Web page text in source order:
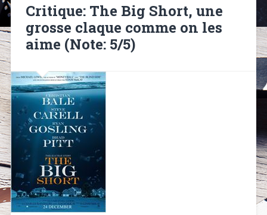
Critique: The Big Short, une
grosse claque comme on les
aime (Note: 5/5)